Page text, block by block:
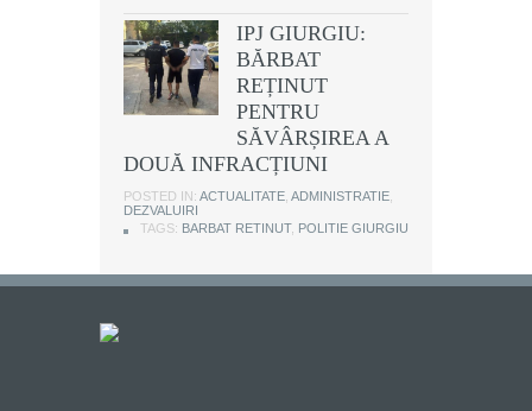
IPJ GIURGIU:
BĂRBAT
REȚINUT
PENTRU
SĂVÂRȘIREA A
DOUĂ INFRACȚIUNI
POSTED IN: ACTUALITATE ADMINISTRATIE
DEZVALUIRI
TAGS: BARBAT RETINUT, POLITIE GIURGIU